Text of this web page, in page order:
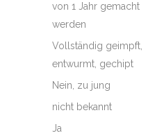
von 1 Jahr gemacht
werden
Vollständig geimpft,
entwurmt, gechipt
Nein, zu jung
nicht bekannt
Ja